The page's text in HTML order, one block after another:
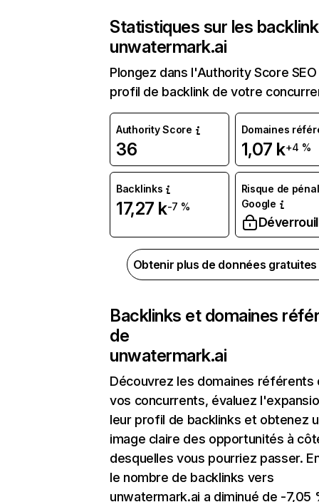
Statistiques sur les
unwatermark.ai
Plongez dans l'Authority Score
profil de backlink de votre
Authority Score
36
Domaines
1,07 k+4 %
Backlinks
17,27 k-7 %
Risque de
Google
Obtenir plus de données
Backlinks et domaines
de
unwatermark.ai
Découvrez les domaines référents
vos concurrents, évaluez
leur profil de backlinks et obtenez
image claire des opportunités à
desquelles vous pourriez passer.
le nombre de backlinks vers
unwatermark.ai a diminué de -7,05